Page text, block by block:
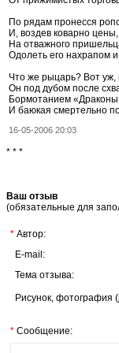
По рядам пронесся
И, воздев коварно
На отважного
Одолеть его нахрапом
Что же рыцарь? Вот уж,
Он под дубом после
Бормотанием
И баюкая смертельно
16-05-2006 20:03
* * *
Ваш отзыв
(обязательные для
* Автор:
E-mail:
Тема отзыва:
Рисунок, фотография
* Сообщение: